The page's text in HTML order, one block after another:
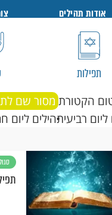
אודות תהילים
תפילות
הקטורת מסור שם
רביעיתהילים ליום